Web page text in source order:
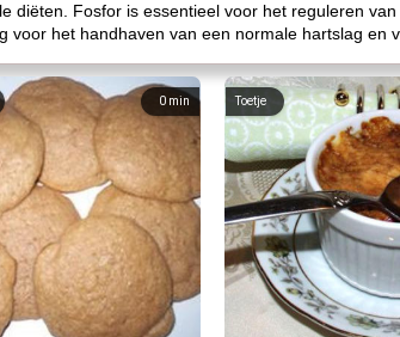
diëten. Fosfor is essentieel voor het reguleren
voor het handhaven van een normale hartslag en
0 min Toetje